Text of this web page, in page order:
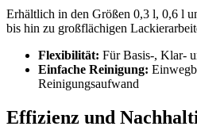
Erhältlich in den Größen 0,3 l, 0,6 l
bis hin zu großflächigen
Flexibilität: Für Basis-, Klar-
Einfache Reinigung:
Reinigungsaufwand
Effizienz und